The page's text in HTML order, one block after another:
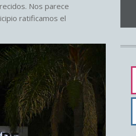
Nos parece
ratificamos el